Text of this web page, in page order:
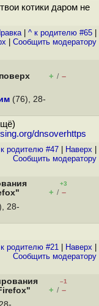
котики даром не
| ^ к родителю #65
Cообщить модератору
+ / –
(76), 28-
dnsoverhttps
родителю #47 Наверх
Cообщить модератору
+3
+ / –
28-
родителю #21 Наверх
Cообщить модератору
–1
+ / –